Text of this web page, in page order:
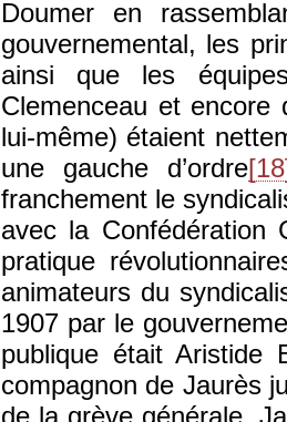
Doumer en
gouvernemental, les
ainsi que les
Clemenceau et encore
lui-même) étaient
une gauche d’ordre
franchement le
avec la Confédération
pratique
animateurs du
1907 par le
publique était Aristide
compagnon de Jaurès
de la grève générale.